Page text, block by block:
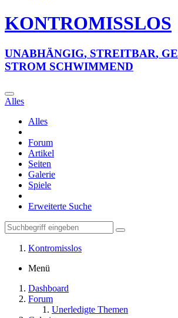
KONTROMISSLOS
UNABHÄNGIG, STREITBAR, GE
STROM SCHWIMMEND
Alles
Alles
Forum
Artikel
Seiten
Galerie
Spiele
Erweiterte Suche
Kontromisslos
Menü
Dashboard
Forum
Unerledigte Themen